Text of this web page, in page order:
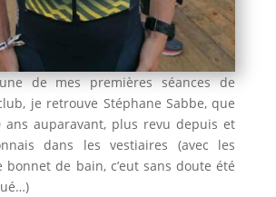
de mes premières séances de
je retrouve Stéphane Sabbe, que
ans auparavant, plus revu depuis et
dans les vestiaires (avec les
bonnet de bain, c’eut sans doute été